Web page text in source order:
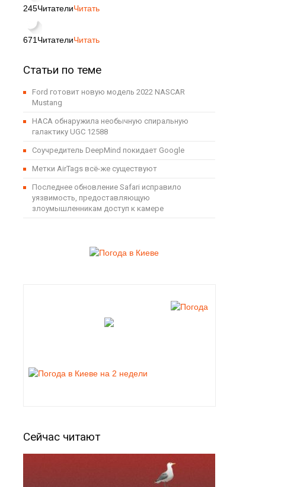
245ЧитателиЧитать
671 ЧитателиЧитать
Статьи по теме
Ford готовит новую модель 2022 NASCAR
Mustang
НАСА обнаружила необычную спиральную
галактику UGC 12588
Соучредитель DeepMind покидает Google
Метки AirTags всё-же существуют
Последнее обновление Safari исправило
уязвимость, предоставляющую
злоумышленникам доступ к камере
Сейчас читают